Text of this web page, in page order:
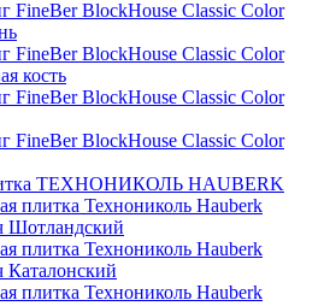
FineBer BlockHouse Classic Color
FineBer BlockHouse Classic Color
кость
FineBer BlockHouse Classic Color
FineBer BlockHouse Classic Color
ТЕХНОНИКОЛЬ HAUBERK
плитка Технониколь Hauberk
Шотландский
плитка Технониколь Hauberk
плитка Технониколь Hauberk